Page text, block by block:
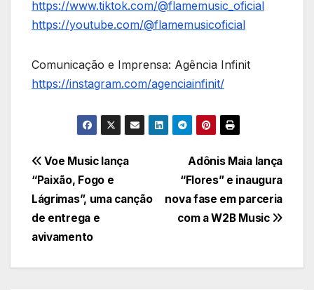
https://www.tiktok.com/@flamemusic_oficial
https://youtube.com/@flamemusicoficial
Comunicação e Imprensa: Agência Infinit
https://instagram.com/agenciainfinit/
Navegação
de
Post
Adônis Maia lança
“Flores” e inaugura
nova fase em parceria
com a W2B Music
Voe Music lança
“Paixão, Fogo e
Lágrimas”, uma canção
de entrega e
avivamento